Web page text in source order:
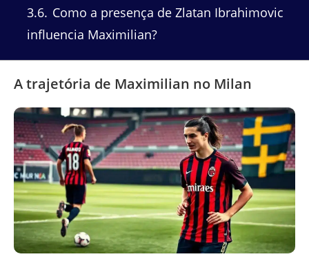
3.6 Como a presença de Zlatan Ibrahimovic
influencia Maximilian?
A trajetória de Maximilian no Milan